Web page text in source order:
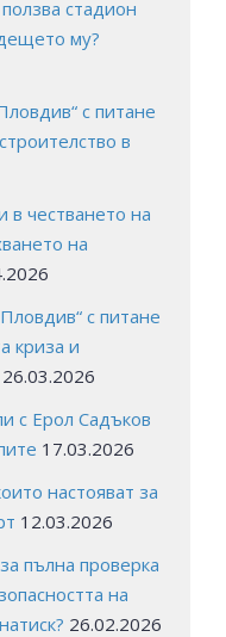
стадион
му?
с питане
в
в честването на
на
с питане
криза и
26.03.2026
с Ерол Садъков
17.03.2026
настояват за
12.03.2026
пълна проверка
на
26.02.2026